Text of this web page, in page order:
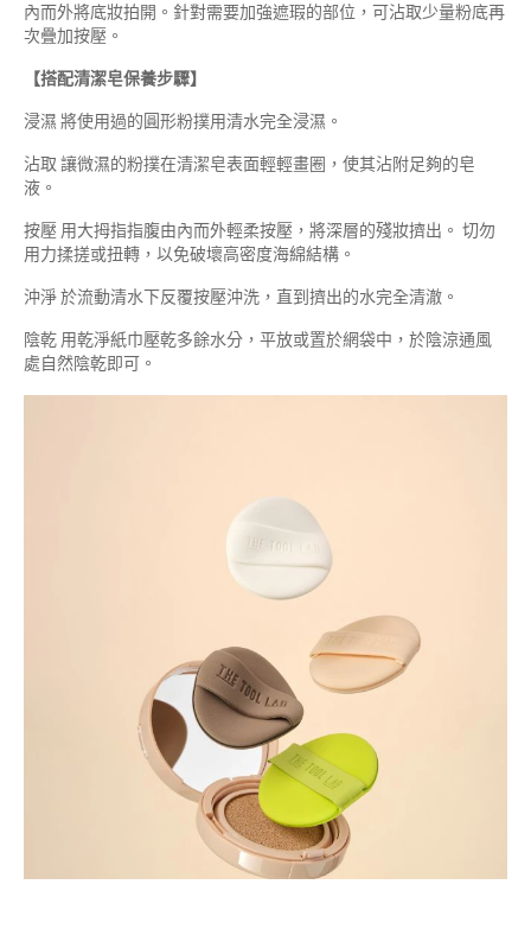
內而外將底妝拍開。針對需要加強遮瑕的部位，可沾取少量粉底再
次疊加按壓。
【搭配清潔皂保養步驟】
浸濕 將使用過的圓形粉撲用清水完全浸濕。
沾取 讓微濕的粉撲在清潔皂表面輕輕畫圈，使其沾附足夠的皂
液。
按壓 用大拇指指腹由內而外輕柔按壓，將深層的殘妝擠出。 切勿
用力揉搓或扭轉，以免破壞高密度海綿結構。
沖淨 於流動清水下反覆按壓沖洗，直到擠出的水完全清澈。
陰乾 用乾淨紙巾壓乾多餘水分，平放或置於網袋中，於陰涼通風
處自然陰乾即可。